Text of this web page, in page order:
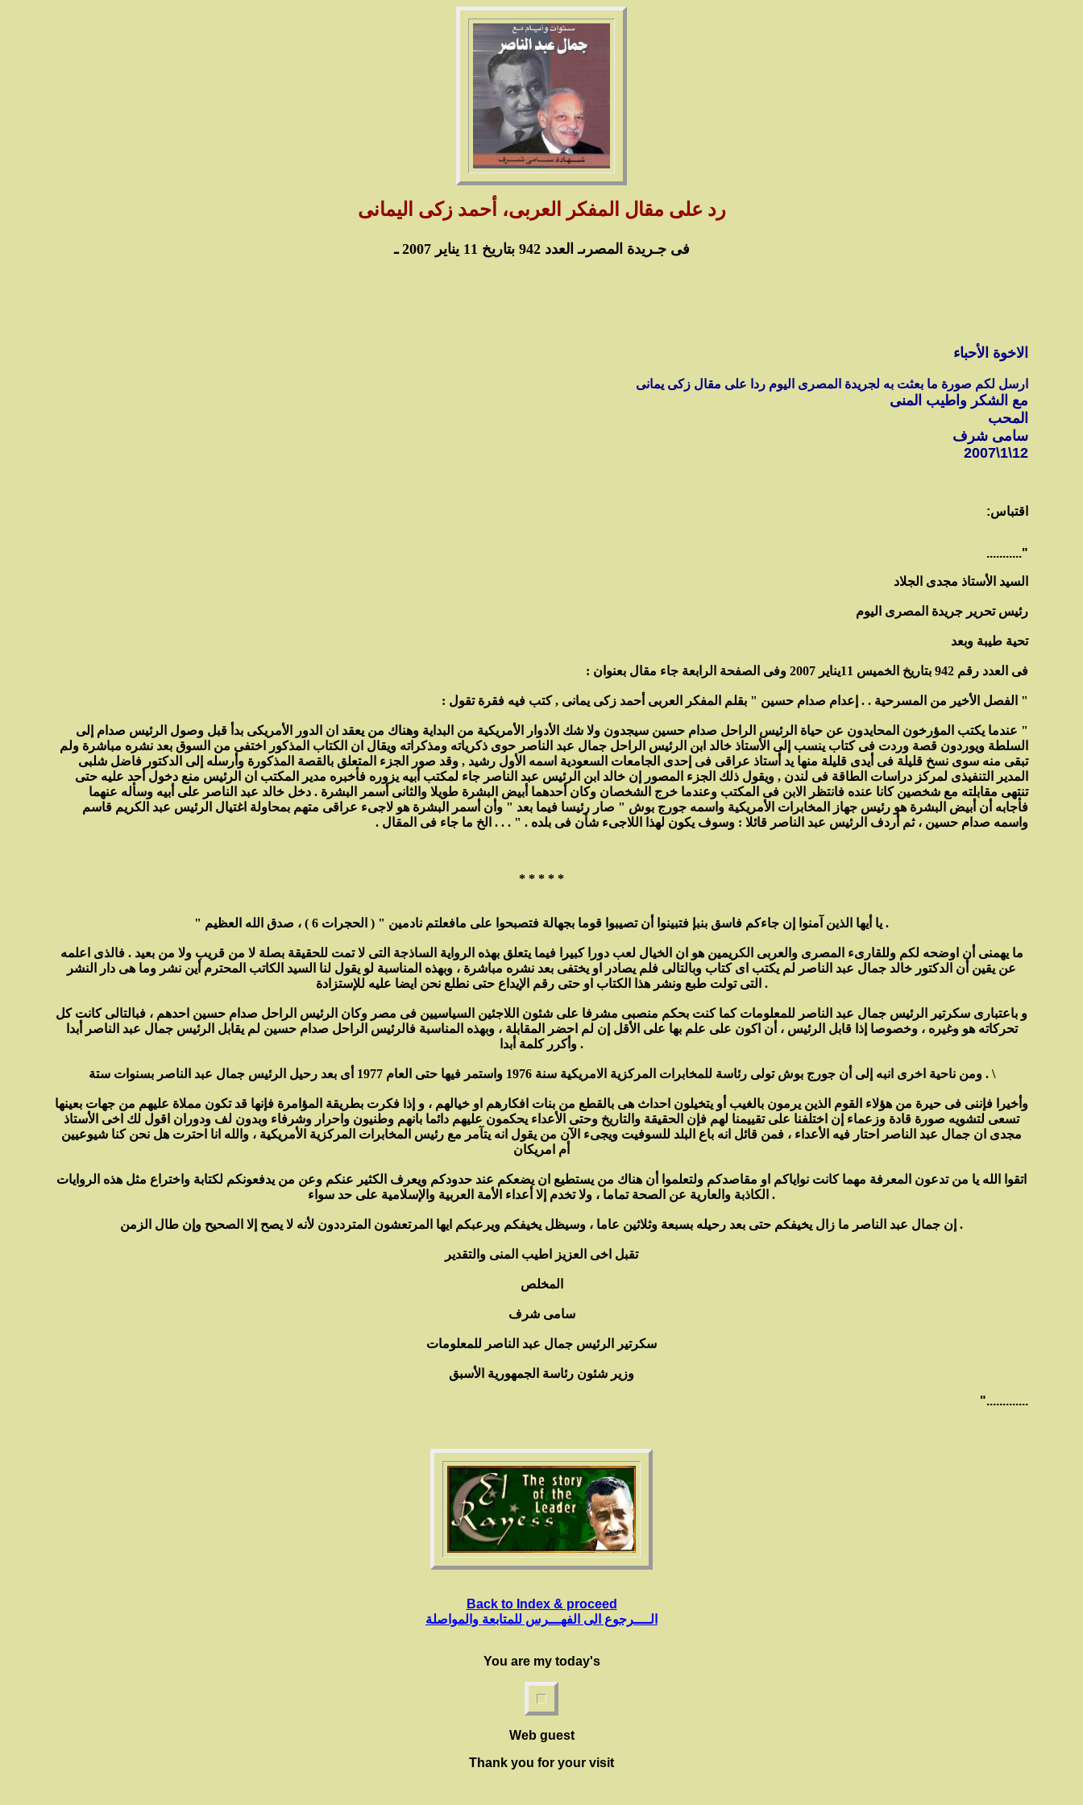
رد على مقال المفكر العربى، أحمد زكى اليمانى
فى جـريدة المصرىـ العدد 942 بتاريخ 11 يناير 2007 ـ
الاخوة الأحباء
ارسل لكم صورة ما بعثت به لجريدة المصرى اليوم ردا على مقال زكى يمانى
مع الشكر واطيب المنى
المحب
سامى شرف
12\1\2007
اقتباس:
"...........
السيد الأستاذ مجدى الجلاد
رئيس تحرير جريدة المصرى اليوم
تحية طيبة وبعد
فى العدد رقم 942 بتاريخ الخميس 11يناير 2007 وفى الصفحة الرابعة جاء مقال بعنوان :
" الفصل الأخير من المسرحية . . إعدام صدام حسين " بقلم المفكر العربى أحمد زكى يمانى , كتب فيه فقرة تقول :
" عندما يكتب المؤرخون المحايدون عن حياة الرئيس الراحل صدام حسين سيجدون ولا شك الأدوار الأمريكية من البداية وهناك من يعقد ان الدور الأمريكى بدأ قبل وصول الرئيس صدام إلى
السلطة ويوردون قصة وردت فى كتاب ينسب إلى الأستاذ خالد ابن الرئيس الراحل جمال عبد الناصر حوى ذكرياته ومذكراته ويقال ان الكتاب المذكور اختفى من السوق بعد نشره مباشرة ولم
تبقى منه سوى نسخ قليلة فى أيدى قليلة منها يد أستاذ عراقى فى إحدى الجامعات السعودية اسمه الأول رشيد , وقد صور الجزء المتعلق بالقصة المذكورة وأرسله إلى الدكتور فاضل شلبى
المدير التنفيذى لمركز دراسات الطاقة فى لندن , ويقول ذلك الجزء المصور إن خالد ابن الرئيس عبد الناصر جاء لمكتب أبيه يزوره فأخبره مدير المكتب ان الرئيس منع دخول أحد عليه حتى
تنتهى مقابلته مع شخصين كانا عنده فانتظر الابن فى المكتب وعندما خرج الشخصان وكان أحدهما أبيض البشرة طويلا والثانى أسمر البشرة . دخل خالد عبد الناصر على أبيه وسأله عنهما
فأجابه أن أبيض البشرة هو رئيس جهاز المخابرات الأمريكية واسمه جورج بوش " صار رئيسا فيما بعد " وأن أسمر البشرة هو لاجىء عراقى متهم بمحاولة اغتيال الرئيس عبد الكريم قاسم
واسمه صدام حسين ، ثم أردف الرئيس عبد الناصر قائلا : وسوف يكون لهذا اللاجىء شأن فى بلده . " . . . الخ ما جاء فى المقال .
* * * * *
" يا أيها الذين آمنوا إن جاءكم فاسق بنبإ فتبينوا أن تصيبوا قوما بجهالة فتصبحوا على مافعلتم نادمين " ( الحجرات 6 ) ، صدق الله العظيم .
ما يهمنى أن اوضحه لكم وللقارىء المصرى والعربى الكريمين هو ان الخيال لعب دورا كبيرا فيما يتعلق بهذه الرواية الساذجة التى لا تمت للحقيقة بصلة لا من قريب ولا من بعيد . فالذى اعلمه
عن يقين أن الدكتور خالد جمال عبد الناصر لم يكتب اى كتاب وبالتالى فلم يصادر او يختفى بعد نشره مباشرة ، وبهذه المناسبة لو يقول لنا السيد الكاتب المحترم أين نشر وما هى دار النشر
التى تولت طبع ونشر هذا الكتاب او حتى رقم الإيداع حتى نطلع نحن ايضا عليه للإستزادة .
و باعتبارى سكرتير الرئيس جمال عبد الناصر للمعلومات كما كنت بحكم منصبى مشرفا على شئون اللاجئين السياسيين فى مصر وكان الرئيس الراحل صدام حسين احدهم ، فبالتالى كانت كل
تحركاته هو وغيره ، وخصوصا إذا قابل الرئيس ، أن اكون على علم بها على الأقل إن لم احضر المقابلة ، وبهذه المناسبة فالرئيس الراحل صدام حسين لم يقابل الرئيس جمال عبد الناصر أبدا
وأكرر كلمة أبدا .
ومن ناحية اخرى انبه إلى أن جورج بوش تولى رئاسة للمخابرات المركزية الامريكية سنة 1976 واستمر فيها حتى العام 1977 أى بعد رحيل الرئيس جمال عبد الناصر بسنوات ستة . \
وأخيرا فإننى فى حيرة من هؤلاء القوم الذين يرمون بالغيب أو يتخيلون احداث هى بالقطع من بنات افكارهم او خيالهم ، و إذا فكرت بطريقة المؤامرة فإنها قد تكون مملاة عليهم من جهات بعينها
تسعى لتشويه صورة قادة وزعماء إن اختلفنا على تقييمنا لهم فإن الحقيقة والتاريخ وحتى الأعداء يحكمون عليهم دائما بانهم وطنيون واحرار وشرفاء وبدون لف ودوران اقول لك اخى الأستاذ
مجدى ان جمال عبد الناصر احتار فيه الأعداء ، فمن قائل انه باع البلد للسوفيت ويجىء الآن من يقول انه يتآمر مع رئيس المخابرات المركزية الأمريكية ، والله انا احترت هل نحن كنا شيوعيين
أم امريكان
اتقوا الله يا من تدعون المعرفة مهما كانت نواياكم او مقاصدكم ولتعلموا أن هناك من يستطيع ان يضعكم عند حدودكم ويعرف الكثير عنكم وعن من يدفعونكم لكتابة واختراع مثل هذه الروايات
الكاذبة والعارية عن الصحة تماما ، ولا تخدم إلا أعداء الأمة العربية والإسلامية على حد سواء .
إن جمال عبد الناصر ما زال يخيفكم حتى بعد رحيله بسبعة وثلاثين عاما ، وسيظل يخيفكم ويرعبكم ايها المرتعشون المترددون لأنه لا يصح إلا الصحيح وإن طال الزمن .
تقبل اخى العزيز اطيب المنى والتقدير
المخلص
سامى شرف
سكرتير الرئيس جمال عبد الناصر للمعلومات
وزير شئون رئاسة الجمهورية الأسبق
............."
Back to Index & proceed
الــــرجوع الى الفهـــرس للمتابعة والمواصلة
You are my today's
Web guest
Thank you for your visit